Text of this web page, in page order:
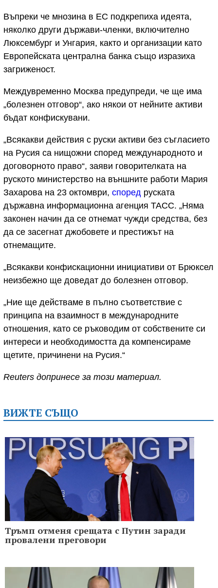
Въпреки че мнозина в ЕС подкрепиха идеята,
няколко други държави-членки, включително
Люксембург и Унгария, както и организации като
Европейската централна банка също изразиха
загриженост.
Междувременно Москва предупреди, че ще има
„болезнен отговор“, ако някои от нейните активи
бъдат конфискувани.
„Всякакви действия с руски активи без съгласието
на Русия са нищожни според международното и
договорното право“, заяви говорителката на
руското министерство на външните работи Мария
Захарова на 23 октомври, според руската
държавна информационна агенция ТАСС. „Няма
законен начин да се отнемат чужди средства, без
да се засегнат джобовете и престижът на
отнемащите.
„Всякакви конфискационни инициативи от Брюксел
неизбежно ще доведат до болезнен отговор.
„Ние ще действаме в пълно съответствие с
принципа на взаимност в международните
отношения, като се ръководим от собствените си
интереси и необходимостта да компенсираме
щетите, причинени на Русия.“
Reuters допринесе за този материал.
ВИЖТЕ СЪЩО
Тръмп отменя срещата с Путин заради
провалени преговори